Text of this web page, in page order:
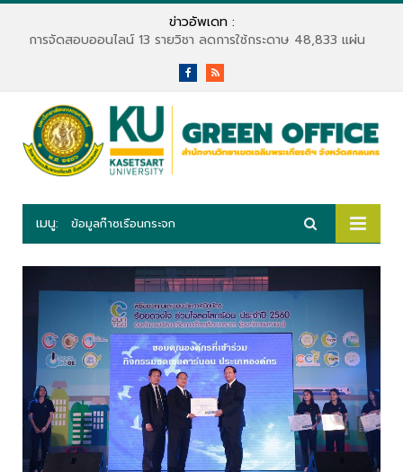
ข่าวอัพเดท :
การจัดสอบออนไลน์ 13 รายวิชา ลดการใช้กระดาษ 48,833 แผ่น
FacebookRSS
เมนู: ข้อมูลก๊าซเรือนกระจก